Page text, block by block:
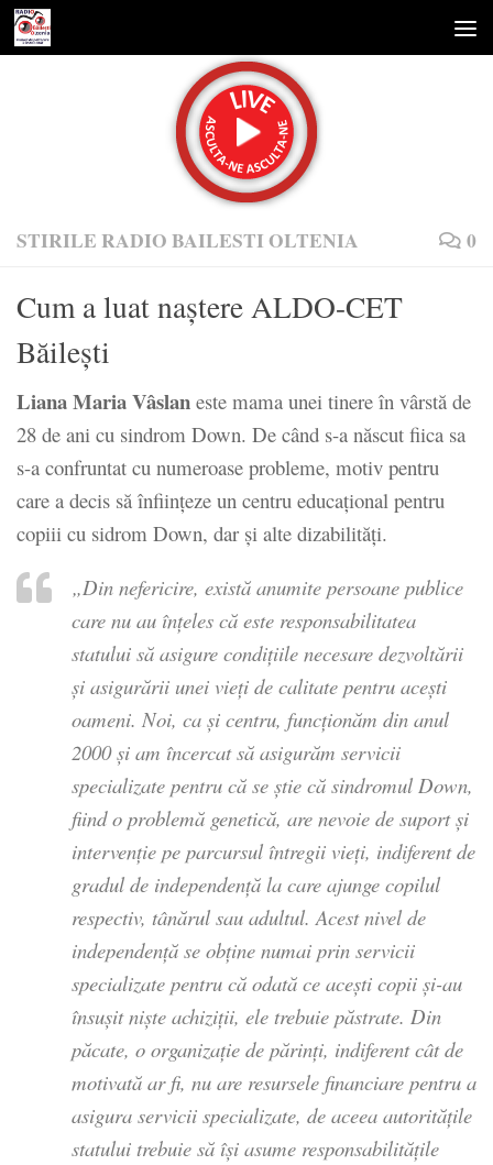
Skip to content
STIRILE RADIO BAILESTI OLTENIA 0
Cum a luat naştere ALDO-CET
Băilești
Liana Maria Vâslan este mama unei tinere în vârstă de
28 de ani cu sindrom Down. De când s-a născut fiica sa
s-a confruntat cu numeroase probleme, motiv pentru
care a decis să înfiinţeze un centru educaţional pentru
copiii cu sidrom Down, dar şi alte dizabilităţi.
„Din nefericire, există anumite persoane publice
care nu au înţeles că este responsabilitatea
statului să asigure condiţiile necesare dezvoltării
şi asigurării unei vieţi de calitate pentru aceşti
oameni. Noi, ca şi centru, funcţionăm din anul
2000 şi am încercat să asigurăm servicii
specializate pentru că se ştie că sindromul Down,
fiind o problemă genetică, are nevoie de suport şi
intervenţie pe parcursul întregii vieţi, indiferent de
gradul de independenţă la care ajunge copilul
respectiv, tânărul sau adultul. Acest nivel de
independenţă se obţine numai prin servicii
specializate pentru că odată ce aceşti copii şi-au
însuşit nişte achiziţii, ele trebuie păstrate. Din
păcate, o organizaţie de părinţi, indiferent cât de
motivată ar fi, nu are resursele financiare pentru a
asigura servicii specializate, de aceea autorităţile
statului trebuie să îşi asume responsabilităţile